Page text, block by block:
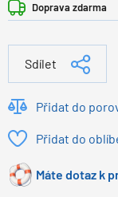
Doprava zdarma
Sdílet
Přidat do
Přidat do
Máte dotaz k